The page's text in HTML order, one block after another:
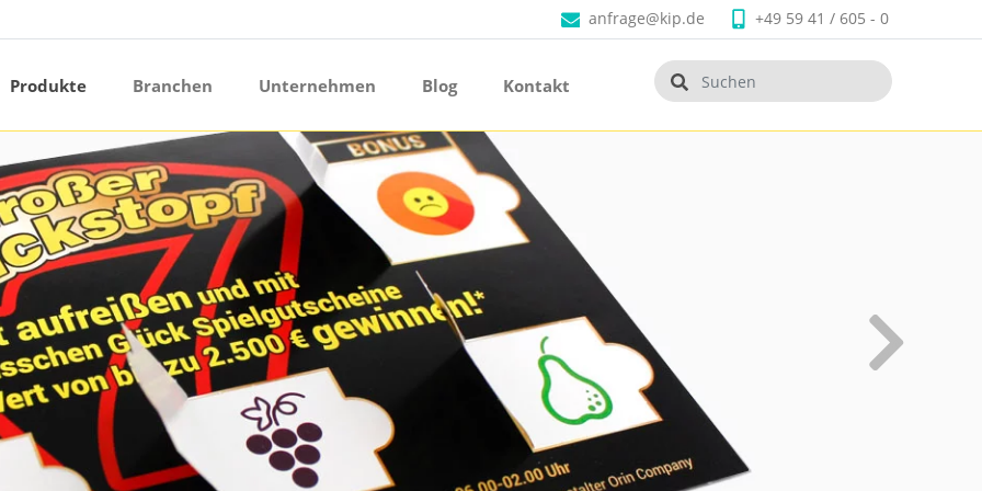
öffnen
anfrage@kip.de +49 59 41 / 605 - 0
Produkte Branchen Unternehmen Blog Kontakt